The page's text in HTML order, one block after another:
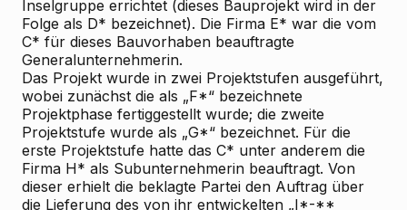
Inselgruppe errichtet (dieses Bauprojekt wird in der
Folge als D* bezeichnet). Die Firma E* war die vom
C* für dieses Bauvorhaben beauftragte
Generalunternehmerin.
Das Projekt wurde in zwei Projektstufen ausgeführt,
wobei zunächst die als „F*“ bezeichnete
Projektphase fertiggestellt wurde; die zweite
Projektstufe wurde als „G*“ bezeichnet. Für die
erste Projektstufe hatte das C* unter anderem die
Firma H* als Subunternehmerin beauftragt. Von
dieser erhielt die beklagte Partei den Auftrag über
die Lieferung des von ihr entwickelten „I*-**